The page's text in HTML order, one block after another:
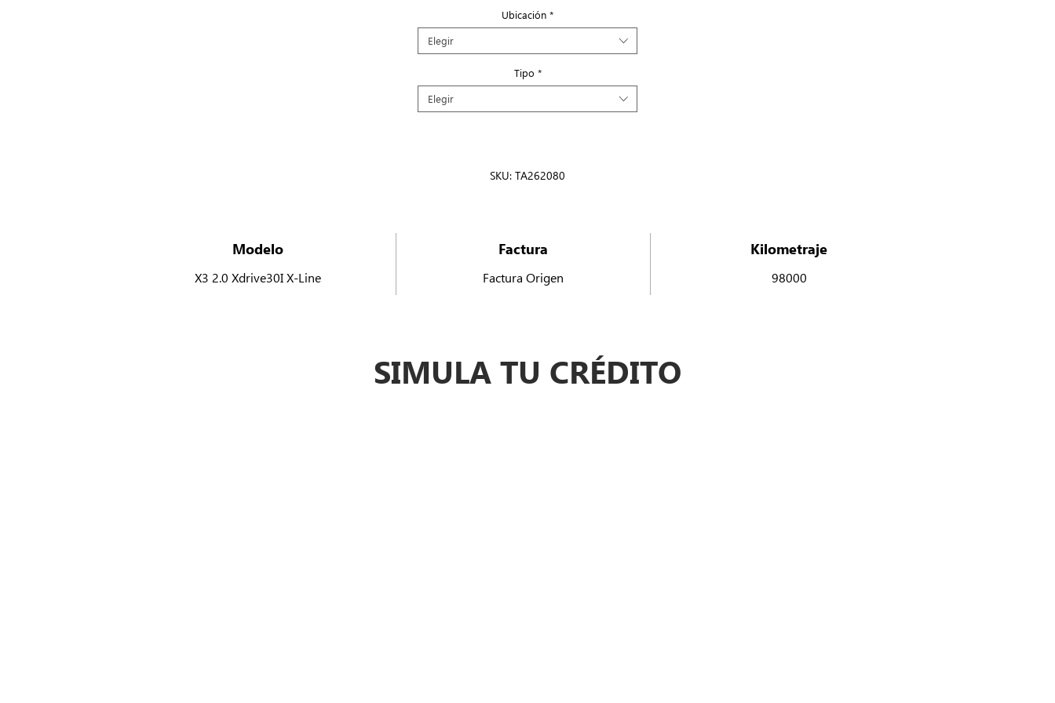
Ubicación *
Elegir
Tipo *
Elegir
SKU: TA262080
Modelo
X3 2.0 Xdrive30I X-Line
Factura
Factura Origen
Kilometraje
98000
SIMULA TU CRÉDITO